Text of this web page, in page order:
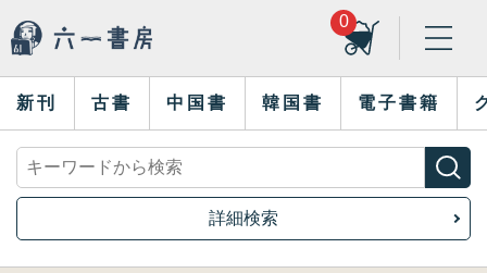
0
新刊 古書 中国書 韓国書 電子書籍
詳細検索